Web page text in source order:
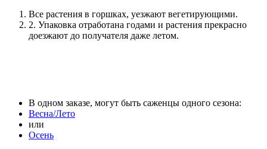
Все растения в горшках, уезжают вегетирующими.
2. Упаковка отработана годами и растения прекрасно
доезжают до получателя даже летом.
В одном заказе, могут быть саженцы одного сезона:
Весна/Лето
или
Осень